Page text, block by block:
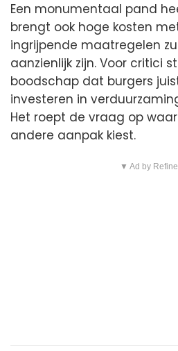
Een monumentaal pand
brengt ook hoge kosten
ingrijpende maatregelen
aanzienlijk zijn. Voor critici
boodschap dat burgers
investeren in
Het roept de vraag op
andere aanpak kiest.
▼ Ad by